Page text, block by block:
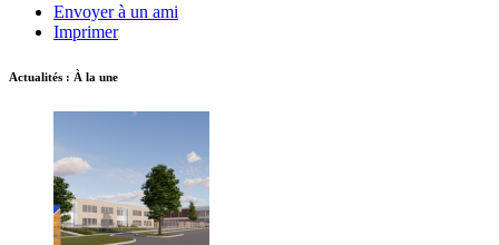
Envoyer à un ami
Imprimer
Actualités : À la une